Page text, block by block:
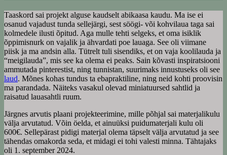
Taaskord sai projekt alguse kaudselt abikaasa kaudu. Ma ise ei
osanud vajadust tunda sellejärgi, sest söögi- või kohvilaua taga sai
kolmedele ilusti õpitud. Aga mulle tehti selgeks, et oma isiklik
õppimisnurk on vajalik ja ähvardati poe lauaga. See oli viimane
piisk ja ma andsin alla. Tütrelt tuli sisendiks, et on vaja koolilauda ja
“meigilauda”, mis see ka olema ei peaks. Sain kõvasti inspiratsiooni
ammutada pinterestist, ning tunnistan, suurimaks innustuseks oli see
laud. Mõnes kohas tundus ta ebapraktiline, ning neid kohti proovisin
ma parandada. Näiteks vasakul olevad miniatuursed sahtlid ja
raisatud lauasahtli ruum.
Järgnes arvutis plaani projekteerimine, mille põhjal sai materjalikulu
välja arvutatud. Võin öelda, et ainuüksi puidumaterjali kulu oli
600€. Sellepärast pidigi materjal olema täpselt välja arvutatud ja see
tähendas omakorda seda, et midagi ei tohi valesti minna. Tähtajaks
oli 1. september 2024.